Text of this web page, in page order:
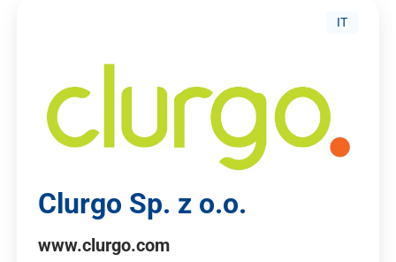
IT
Clurgo Sp. z o.o.
www.clurgo.com